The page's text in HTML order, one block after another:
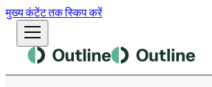
मुख्य कंटेंट तक स्किप करें